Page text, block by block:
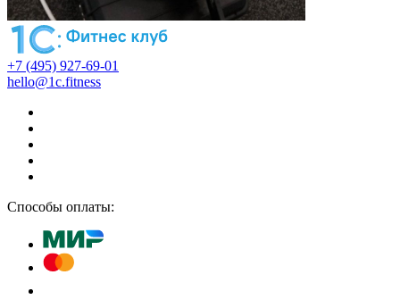
+7 (495) 927-69-01
hello@1c.fitness
Способы оплаты: